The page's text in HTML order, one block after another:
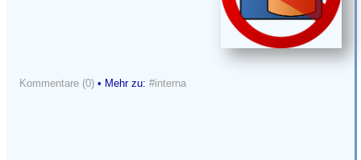
Kommentare (0) • Mehr zu: #interna